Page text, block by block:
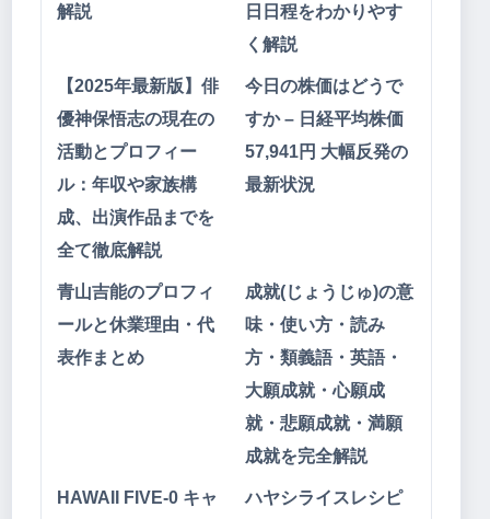
解説
日日程をわかりやす
く解説
【2025年最新版】俳
優神保悟志の現在の
活動とプロフィー
ル：年収や家族構
成、出演作品までを
全て徹底解説
今日の株価はどうで
すか – 日経平均株価
57,941円 大幅反発の
最新状況
青山吉能のプロフィ
ールと休業理由・代
表作まとめ
成就(じょうじゅ)の意
味・使い方・読み
方・類義語・英語・
大願成就・心願成
就・悲願成就・満願
成就を完全解説
HAWAII FIVE-0 キャ
ハヤシライスレシピ